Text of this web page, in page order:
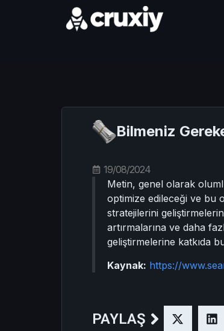
Bilmeniz
19/08/2024
Metin, genel olarak
optimize edileceği ve bu
stratejilerini
artırmalarına ve daha
geliştirmelerine katkıda
Kaynak: https://
PAYLAŞ